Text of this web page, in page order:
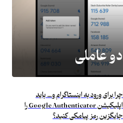
عاملی
چرا برای ورود به اینستاگرام و… باید
اپلیکیشن Google Authenticator را
جایگزین رمز پیامکی کنید؟